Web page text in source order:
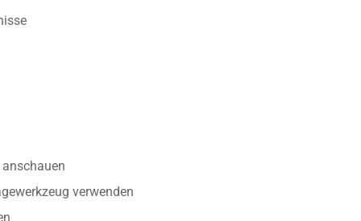
anschauen
verwenden